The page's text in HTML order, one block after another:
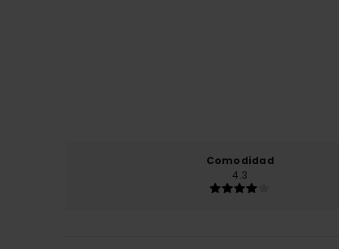
Comodidad
4.3